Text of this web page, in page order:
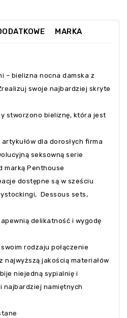
MARKA
– bielizna nocna damska z
swoje najbardziej skryte
stworzono bieliznę, która jest
dla dorosłych firma
seksowną serie
marką Penthouse
dostępne są w sześciu
Dessous sets,
delikatność i wygodę
rodzaju połączenie
jakością materiałów
niejedną sypialnię i
najbardziej namiętnych